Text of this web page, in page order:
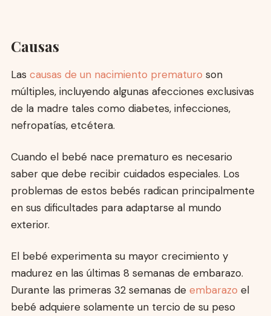
Causas
Las causas de un nacimiento prematuro son
múltiples, incluyendo algunas afecciones exclusivas
de la madre tales como diabetes, infecciones,
nefropatías, etcétera.
Cuando el bebé nace prematuro es necesario
saber que debe recibir cuidados especiales. Los
problemas de estos bebés radican principalmente
en sus dificultades para adaptarse al mundo
exterior.
El bebé experimenta su mayor crecimiento y
madurez en las últimas 8 semanas de embarazo.
Durante las primeras 32 semanas de embarazo el
bebé adquiere solamente un tercio de su peso